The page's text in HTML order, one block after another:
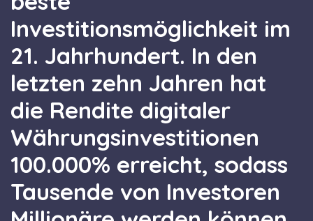
Investitionsmöglichkeit im
21. Jahrhundert. In den
letzten zehn Jahren hat
die Rendite digitaler
Währungsinvestitionen
100.000% erreicht, sodass
Tausende von Investoren